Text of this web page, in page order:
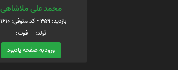
محمد علی ملاشاهی
بازدید: 359 - کد متوفی: 31610
تولد: فوت:
ورود به صفحه یادبود